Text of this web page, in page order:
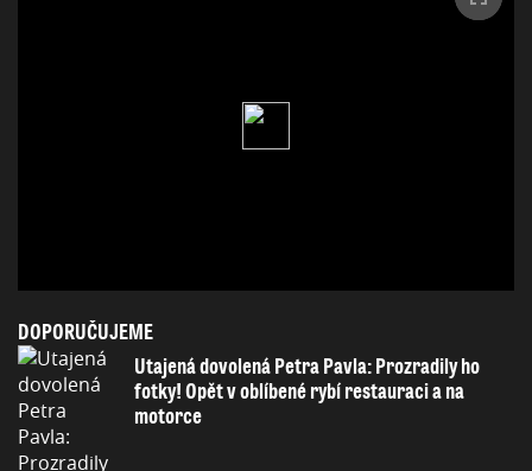
DOPORUČUJEME
Utajená dovolená Petra Pavla: Prozradily ho
fotky! Opět v oblíbené rybí restauraci a na
motorce